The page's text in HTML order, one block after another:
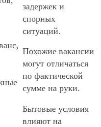
задержек и
спорных
ситуаций.
Похожие вакансии
могут отличаться
по фактической
сумме на руки.
Бытовые условия
влияют на